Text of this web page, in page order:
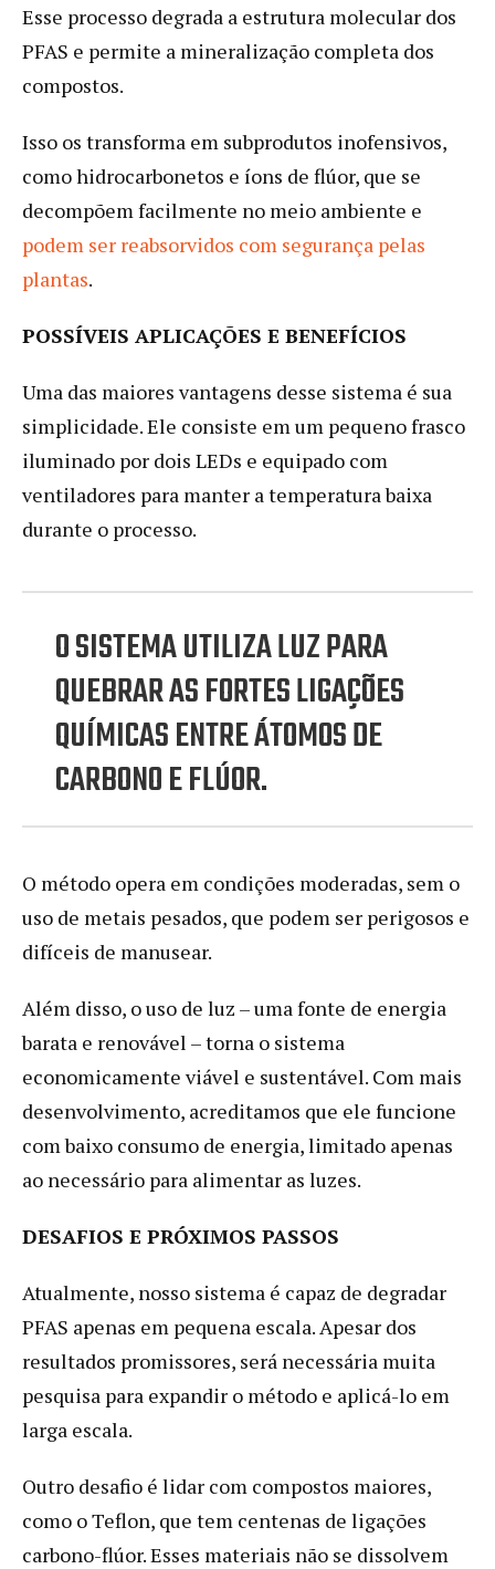
Esse processo degrada a estrutura molecular dos
PFAS e permite a mineralização completa dos
compostos.
Isso os transforma em subprodutos inofensivos,
como hidrocarbonetos e íons de flúor, que se
decompõem facilmente no meio ambiente e
podem ser reabsorvidos com segurança pelas
plantas.
POSSÍVEIS APLICAÇÕES E BENEFÍCIOS
Uma das maiores vantagens desse sistema é sua
simplicidade. Ele consiste em um pequeno frasco
iluminado por dois LEDs e equipado com
ventiladores para manter a temperatura baixa
durante o processo.
O SISTEMA UTILIZA LUZ PARA
QUEBRAR AS FORTES LIGAÇÕES
QUÍMICAS ENTRE ÁTOMOS DE
CARBONO E FLÚOR.
O método opera em condições moderadas, sem o
uso de metais pesados, que podem ser perigosos e
difíceis de manusear.
Além disso, o uso de luz – uma fonte de energia
barata e renovável – torna o sistema
economicamente viável e sustentável. Com mais
desenvolvimento, acreditamos que ele funcione
com baixo consumo de energia, limitado apenas
ao necessário para alimentar as luzes.
DESAFIOS E PRÓXIMOS PASSOS
Atualmente, nosso sistema é capaz de degradar
PFAS apenas em pequena escala. Apesar dos
resultados promissores, será necessária muita
pesquisa para expandir o método e aplicá-lo em
larga escala.
Outro desafio é lidar com compostos maiores,
como o Teflon, que tem centenas de ligações
carbono-flúor. Esses materiais não se dissolvem